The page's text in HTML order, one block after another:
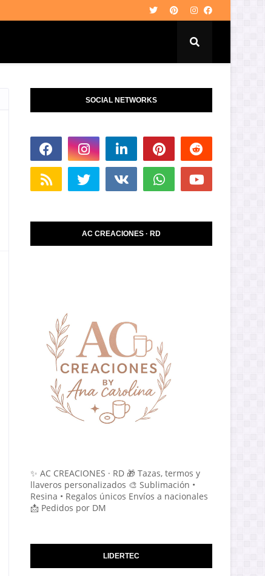
SOCIAL NETWORKS
AC CREACIONES · RD
✨ AC CREACIONES · RD 🎁 Tazas, termos y
llaveros personalizados 🎨 Sublimación •
Resina • Regalos únicos Envíos a nacionales
📩 Pedidos por DM
LIDERTEC